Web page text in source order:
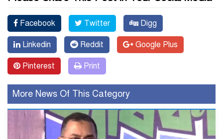
Facebook Twitter Digg
Linkedin Reddit Google Plus
Pinterest Print
More News Of This Category